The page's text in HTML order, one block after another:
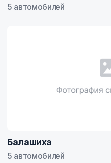
5 автомобилей
Балашиха
5 автомобилей